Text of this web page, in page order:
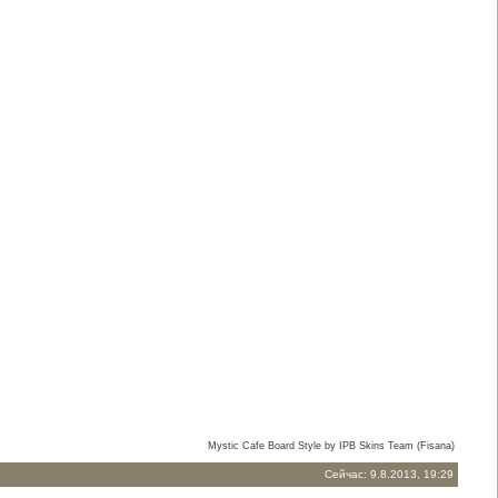
Mystic Cafe Board Style by IPB Skins Team (Fisana)
Сейчас: 9.8.2013, 19:29